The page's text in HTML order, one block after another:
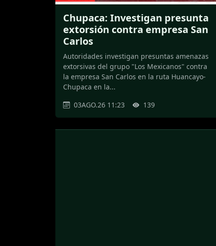
Chupaca: Investigan presunta
extorsión contra empresa San
Carlos
Autoridades investigan presuntas amenazas
extorsivas del grupo "Los Mexicanos" contra
la empresa San Carlos en la ruta Huancayo-
Chupaca en la...
03AGO.26 11:23
139